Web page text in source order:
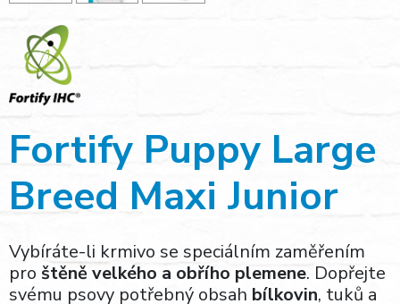
Fortify Puppy Large
Breed Maxi Junior
Vybíráte-li krmivo se speciálním zaměřením
pro štěně velkého a obřího plemene. Dopřejte
svému psovy potřebný obsah bílkovin, tuků a